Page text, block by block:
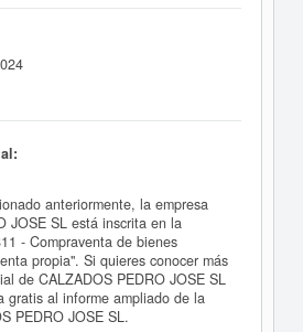
anteriormente, la empresa
JOSE SL está inscrita en la
- Compraventa de bienes
propia". Si quieres conocer más
de CALZADOS PEDRO JOSE SL
gratis al informe ampliado de la
PEDRO JOSE SL.